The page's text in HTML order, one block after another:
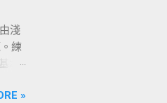
淺
練
本
»